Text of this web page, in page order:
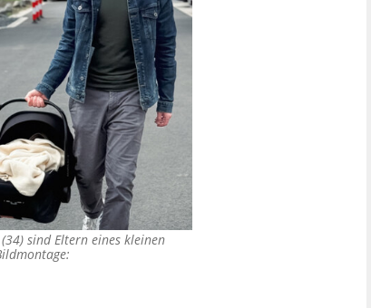
sind Eltern eines kleinen